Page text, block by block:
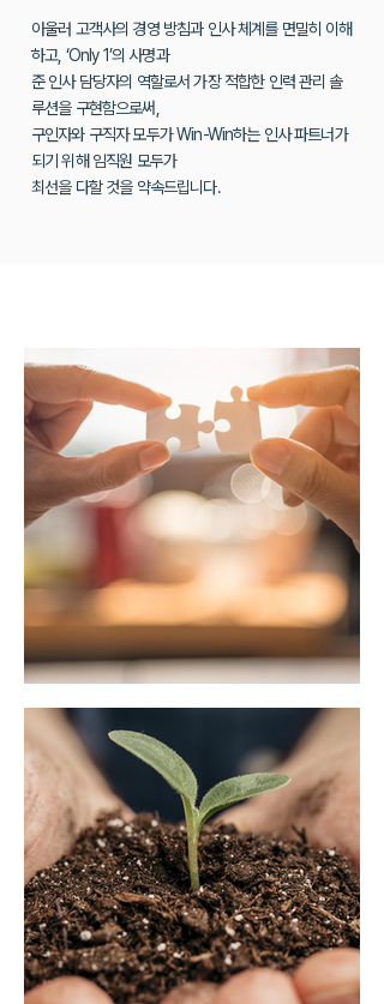
아울러 고객사의 경영 방침과 인사 체계를 면밀히 이해
하고, ‘Only 1’의 사명과
준 인사 담당자의 역할로서 가장 적합한 인력 관리 솔
루션을 구현함으로써,
구인자와 구직자 모두가 Win-Win하는 인사 파트너가
되기 위해 임직원 모두가
최선을 다할 것을 약속드립니다.